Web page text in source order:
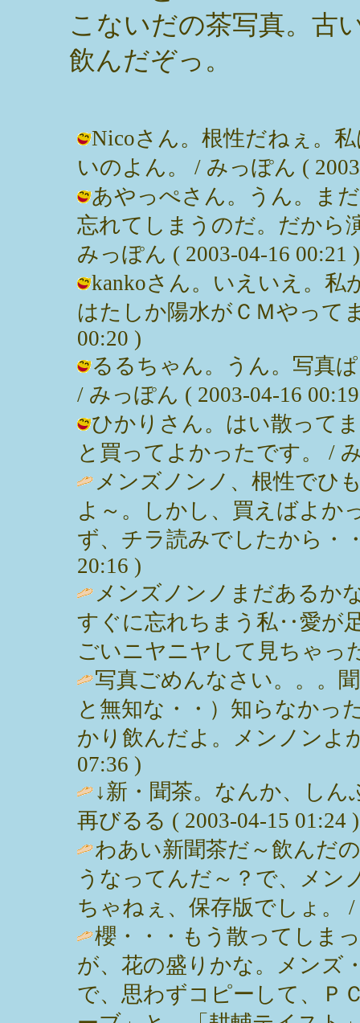
こないだの茶写真。古
飲んだぞっ。
Nicoさん。根性だねぇ。
いのよん。 / みっぽん (
あやっぺさん。うん。ま
忘れてしまうのだ。だから
みっぽん ( 2003-04-16 00:21 )
kankoさん。いえいえ。私
はたしか陽水がＣＭやって
00:20 )
るるちゃん。うん。写真
/ みっぽん ( 2003-04-16
ひかりさん。はい散って
と買ってよかったです。 /
メンズノンノ、根性でひ
よ～。しかし、買えばよか
ず、チラ読みでしたから・
20:16 )
メンズノンノまだあるか
すぐに忘れちまう私‥愛が
ごいニヤニヤして見ちゃっ
写真ごめんなさい。。。
と無知な・・）知らなかっ
かり飲んだよ。メンノンよ
07:36 )
↓新・聞茶。なんか、し
再びるる ( 2003-04-15 01:24 )
わあい新聞茶だ～飲んだ
うなってんだ～？で、メン
ちゃねぇ、保存版でしょ。 /
櫻・・・もう散ってしま
が、花の盛りかな。メンズ
で、思わずコピーして、Ｐ